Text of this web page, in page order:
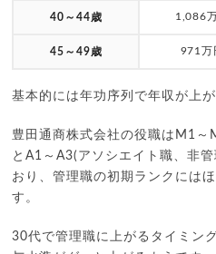
40～44歳 1,086
45～49歳 971万
基本的には年功序列で年収が上
豊田通商株式会社の役職はM1～
とA1～A3(アソシエイト職、非
おり、管理職の初期ランクには
す。
30代で管理職に上がるタイミン